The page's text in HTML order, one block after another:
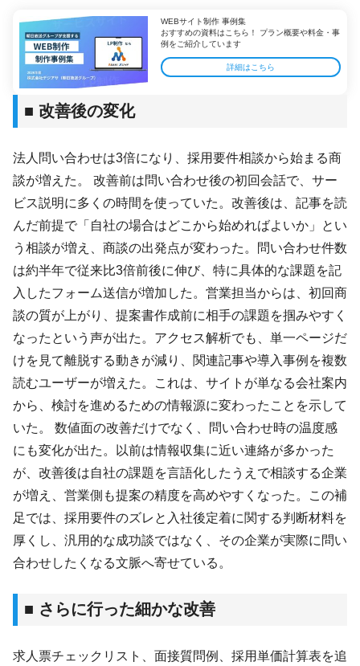
WEBサイト制作 事例集
おすすめの資料はこちら！ プラン概要や料金・事
例をご紹介しています
詳細はこちら
■ 改善後の変化
法人問い合わせは3倍になり、採用要件相談から始まる商
談が増えた。 改善前は問い合わせ後の初回会話で、サー
ビス説明に多くの時間を使っていた。改善後は、記事を読
んだ前提で「自社の場合はどこから始めればよいか」とい
う相談が増え、商談の出発点が変わった。問い合わせ件数
は約半年で従来比3倍前後に伸び、特に具体的な課題を記
入したフォーム送信が増加した。営業担当からは、初回商
談の質が上がり、提案書作成前に相手の課題を掴みやすく
なったという声が出た。アクセス解析でも、単一ページだ
けを見て離脱する動きが減り、関連記事や導入事例を複数
読むユーザーが増えた。これは、サイトが単なる会社案内
から、検討を進めるための情報源に変わったことを示して
いた。 数値面の改善だけでなく、問い合わせ時の温度感
にも変化が出た。以前は情報収集に近い連絡が多かった
が、改善後は自社の課題を言語化したうえで相談する企業
が増え、営業側も提案の精度を高めやすくなった。この補
足では、採用要件のズレと入社後定着に関する判断材料を
厚くし、汎用的な成功談ではなく、その企業が実際に問い
合わせしたくなる文脈へ寄せている。
■ さらに行った細かな改善
求人票チェックリスト、面接質問例、採用単価計算表を追